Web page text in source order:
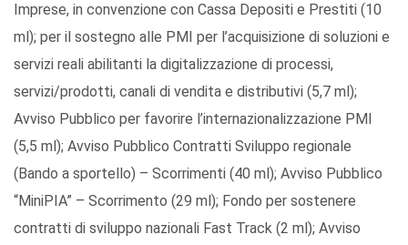
Imprese, in convenzione con Cassa Depositi e Prestiti (10
ml); per il sostegno alle PMI per l’acquisizione di soluzioni e
servizi reali abilitanti la digitalizzazione di processi,
servizi/prodotti, canali di vendita e distributivi (5,7 ml);
Avviso Pubblico per favorire l’internazionalizzazione PMI
(5,5 ml); Avviso Pubblico Contratti Sviluppo regionale
(Bando a sportello) – Scorrimenti (40 ml); Avviso Pubblico
“MiniPIA” – Scorrimento (29 ml); Fondo per sostenere
contratti di sviluppo nazionali Fast Track (2 ml); Avviso